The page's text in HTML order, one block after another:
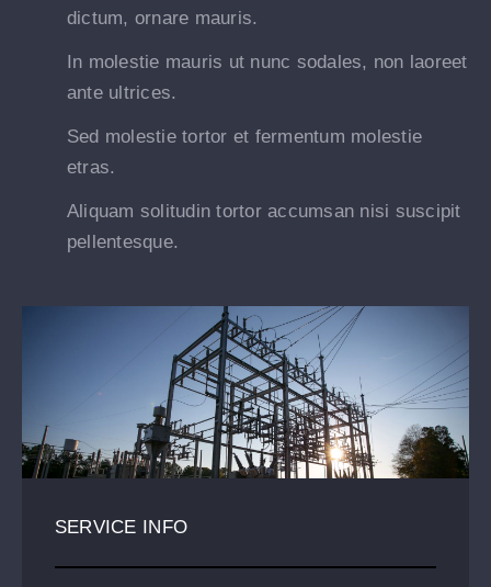
dictum, ornare mauris.
In molestie mauris ut nunc sodales, non laoreet
ante ultrices.
Sed molestie tortor et fermentum molestie
etras.
Aliquam solitudin tortor accumsan nisi suscipit
pellentesque.
SERVICE INFO